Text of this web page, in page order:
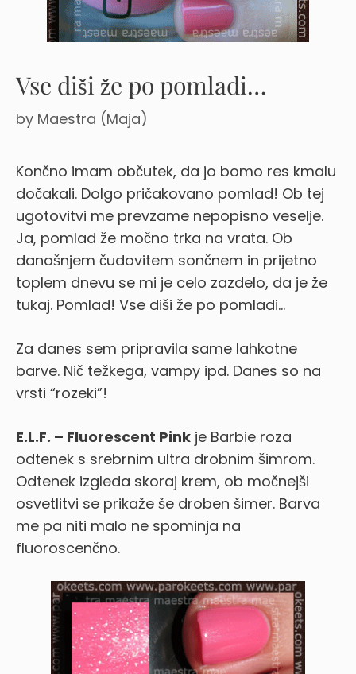
Vse diši že po pomladi…
by Maestra (Maja)
Končno imam občutek, da jo bomo res kmalu
dočakali. Dolgo pričakovano pomlad! Ob tej
ugotovitvi me prevzame nepopisno veselje.
Ja, pomlad že močno trka na vrata. Ob
današnjem čudovitem sončnem in prijetno
toplem dnevu se mi je celo zazdelo, da je že
tukaj. Pomlad! Vse diši že po pomladi…
Za danes sem pripravila same lahkotne
barve. Nič težkega, vampy ipd. Danes so na
vrsti “rozeki”!
E.L.F. – Fluorescent Pink je Barbie roza
odtenek s srebrnim ultra drobnim šimrom.
Odtenek izgleda skoraj krem, ob močnejši
osvetlitvi se prikaže še droben šimer. Barva
me pa niti malo ne spominja na
fluoroscenčno.